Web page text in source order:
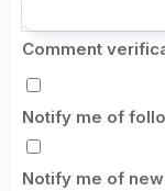
Comment
Notify me of
Notify me of